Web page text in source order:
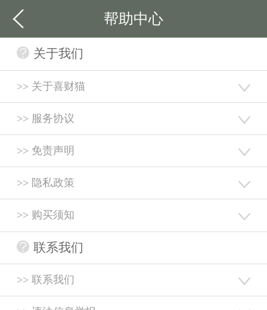
帮助中心
关于我们
>> 关于喜财猫
>> 服务协议
>> 免责声明
>> 隐私政策
>> 购买须知
联系我们
>> 联系我们